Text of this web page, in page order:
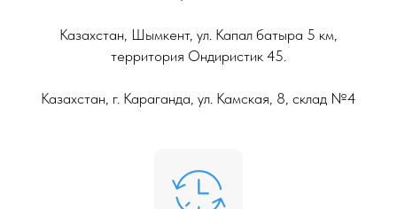
Казахстан, Шымкент, ул. Капал батыра 5 км,
территория Ондиристик 45.
Казахстан, г. Караганда, ул. Камская, 8, склад №4